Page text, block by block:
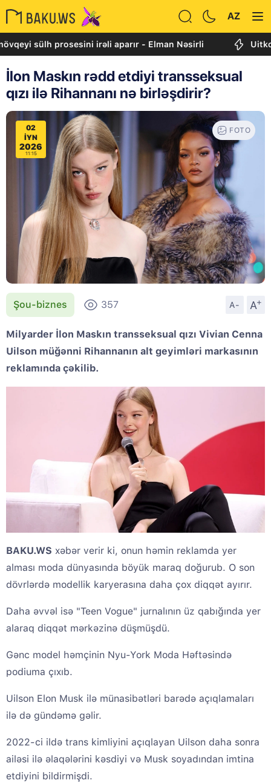
AZ
prosesini irəli aparır - Elman Nəsirli Uitkoff:
İlon Maskın rədd etdiyi transseksual
qızı ilə Rihannanı nə birləşdirir?
02
IYN
2026
11:15
FOTO
Şou-biznes 357 A- A
+
Milyarder İlon Maskın transseksual qızı Vivian Cenna
Uilson müğənni Rihannanın alt geyimləri markasının
reklamında çəkilib.
BAKU.WS xəbər verir ki, onun həmin reklamda yer
alması moda dünyasında böyük maraq doğurub. O son
dövrlərdə modellik karyerasına daha çox diqqət ayırır.
Daha əvvəl isə "Teen Vogue" jurnalının üz qabığında yer
alaraq diqqət mərkəzinə düşmüşdü.
Gənc model həmçinin Nyu-York Moda Həftəsində
podiuma çıxıb.
Uilson Elon Musk ilə münasibətləri barədə açıqlamaları
ilə də gündəmə gəlir.
2022-ci ildə trans kimliyini açıqlayan Uilson daha sonra
ailəsi ilə əlaqələrini kəsdiyi və Musk soyadından imtina
etdiyini bildirmişdi.